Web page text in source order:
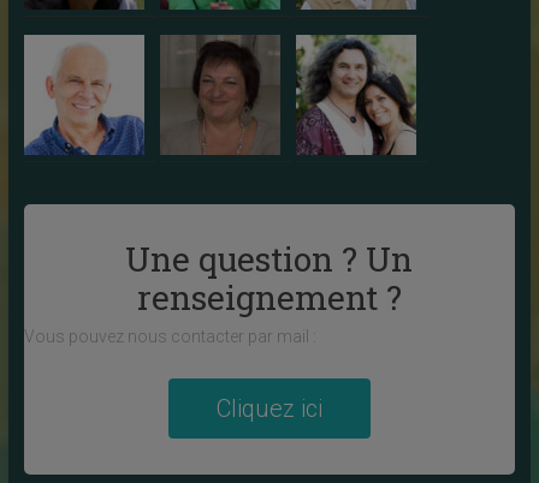
Une question ? Un
renseignement ?
Vous pouvez nous contacter par mail :
Cliquez ici